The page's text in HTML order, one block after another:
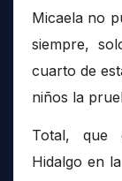
Micaela no
siempre,
cuarto de
niños la
Total, que
Hidalgo en